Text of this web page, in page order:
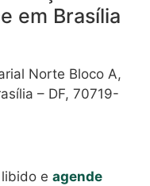
em Brasília
Norte Bloco A,
– DF, 70719-
e agende